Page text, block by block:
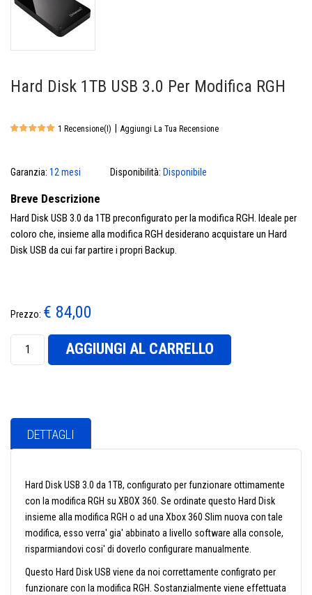
Hard Disk 1TB USB 3.0 Per Modifica RGH
1 Recensione(i) | Aggiungi La Tua Recensione
Garanzia: 12 mesi Disponibilità: Disponibile
Breve Descrizione
Hard Disk USB 3.0 da 1TB preconfigurato per la modifica RGH. Ideale per
coloro che, insieme alla modifica RGH desiderano acquistare un Hard
Disk USB da cui far partire i propri Backup.
Prezzo: € 84,00
AGGIUNGI AL CARRELLO
DETTAGLI
Hard Disk USB 3.0 da 1TB, configurato per funzionare ottimamente
con la modifica RGH su XBOX 360. Se ordinate questo Hard Disk
insieme alla modifica RGH o ad una Xbox 360 Slim nuova con tale
modifica, esso verra' gia' abbinato a livello software alla console,
risparmiandovi cosi' di doverlo configurare manualmente.
Questo Hard Disk USB viene da noi correttamente configrato per
funzionare con la modifica RGH. Sostanzialmente viene effettuata